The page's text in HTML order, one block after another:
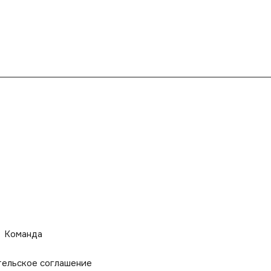
Команда
соглашение